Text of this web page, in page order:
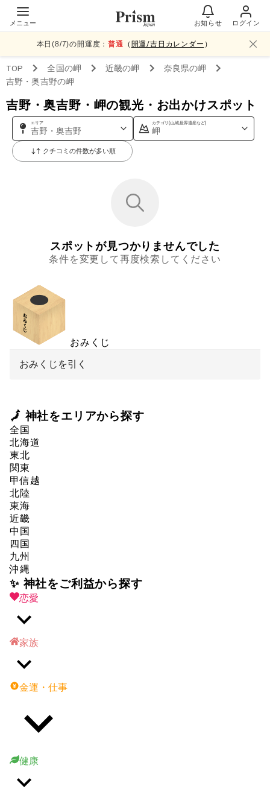
メニュー お知らせ ログイン
本日(8/7)の開運度：普通 （ 開運/吉日カレンダー ）
TOP 全国の岬 近畿の岬 奈良県の岬
吉野・奥吉野の岬
吉野・奥吉野・岬の観光・お出かけスポット
エリア
吉野・奥吉野
カテゴリ(山,城,世界遺産など)
岬
クチコミの件数が多い順
スポットが見つかりませんでした
条件を変更して再度検索してください
おみくじ
おみくじを引く
🗾 神社をエリアから探す
全国
北海道
東北
関東
甲信越
北陸
東海
近畿
中国
四国
九州
沖縄
✨ 神社をご利益から探す
恋愛
家族
金運・仕事
健康